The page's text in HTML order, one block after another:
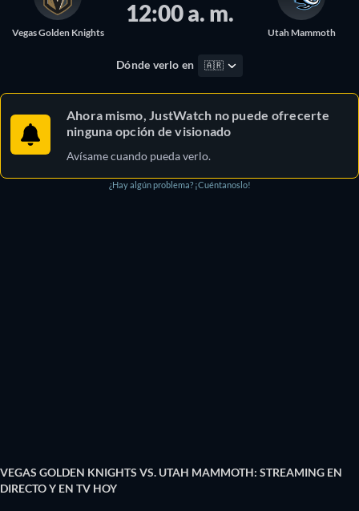
Vegas Golden Knights
12:00 a. m.
Utah Mammoth
Dónde verlo en 🇦🇷
Ahora mismo, JustWatch no puede ofrecerte
ninguna opción de visionado
Avísame cuando pueda verlo.
¿Hay algún problema? ¡Cuéntanoslo!
VEGAS GOLDEN KNIGHTS VS. UTAH MAMMOTH: STREAMING EN
DIRECTO Y EN TV HOY